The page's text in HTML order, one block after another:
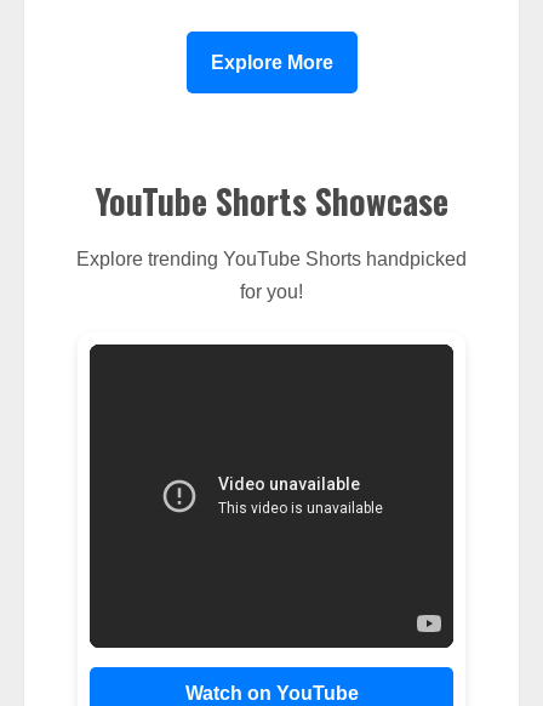
Explore More
YouTube Shorts Showcase
Explore trending YouTube Shorts handpicked
for you!
Watch on YouTube